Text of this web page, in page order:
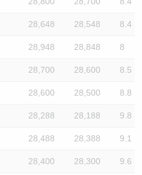
28,648 28,548 8.4
28,948 28,848 8
28,700 28,600 8.5
28,600 28,500 8.8
28,288 28,188 9.8
28,488 28,388 9.1
28,400 28,300 9.6